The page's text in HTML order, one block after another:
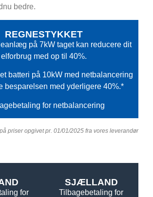
bedre.
REGNESTYKKET
på 7kW taget kan reducere dit
elforbrug med op til 40%.
batteri på 10kW med netbalancering
besparelsen med yderligere 40%.*
for netbalancering
priser opgivet pr. 01/01/2025 fra vores leverandør
for
SJÆLLAND
Tilbagebetaling for